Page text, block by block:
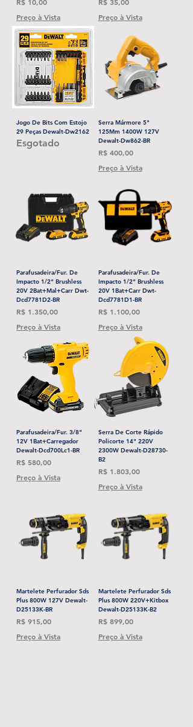
Preço à Vista
Preço à Vista
Jogo De Bits Com Estojo
29 Peças Dewalt-Dw2162
Esgotado
Serra Mármore 5"
125Mm 1400W 127V
Dewalt-Dw862-BR
Preço
R$ 400,00
Preço à Vista
Parafusadeira/Fur. De
Impacto 1/2" Brushless
20V 2Bat+Mal+Carr Dwt-
Dcd7781D2-BR
Preço
R$ 1.350,00
Preço à Vista
Parafusadeira/Fur. De
Impacto 1/2" Brushless
20V 1Bat+Carr Dwt-
Dcd7781D1-BR
Preço
R$ 1.100,00
Preço à Vista
Parafusadeira/Fur. 3/8"
12V 1Bat+Carregador
Dewalt-Dcd700Lc1-BR
Preço
R$ 580,00
Preço à Vista
Serra De Corte Rápido
Policorte 14" 220V
2300W Dewalt-D28730-
B2
Preço
R$ 1.803,00
Preço à Vista
Martelete Perfurador Sds
Plus 800W 127V Dewalt-
D25133K-BR
Preço
R$ 915,00
Preço à Vista
Martelete Perfurador Sds
Plus 800W 220V+Kitbox
Dewalt-D25133K-B2
Preço
R$ 899,00
Preço à Vista